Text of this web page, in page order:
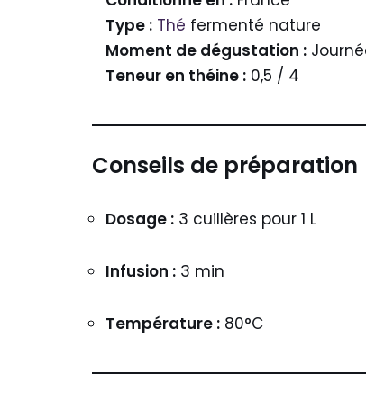
Type : Thé fermenté nature
Moment de dégustation :
Teneur en théine : 0,5 / 4
Conseils de préparation
Dosage : 3 cuillères pour 1 L
Infusion : 3 min
Température : 80°C